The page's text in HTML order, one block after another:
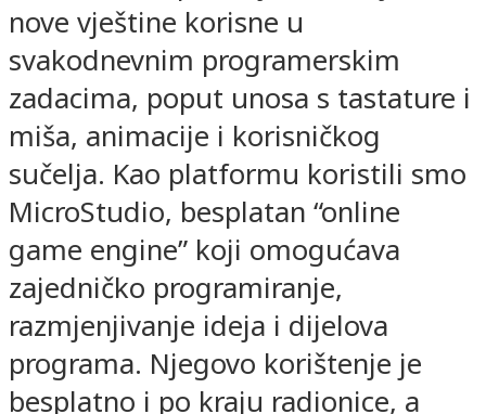
nove vještine korisne u
svakodnevnim programerskim
zadacima, poput unosa s tastature i
miša, animacije i korisničkog
sučelja. Kao platformu koristili smo
MicroStudio, besplatan “online
game engine” koji omogućava
zajedničko programiranje,
razmjenjivanje ideja i dijelova
programa. Njegovo korištenje je
besplatno i po kraju radionice, a